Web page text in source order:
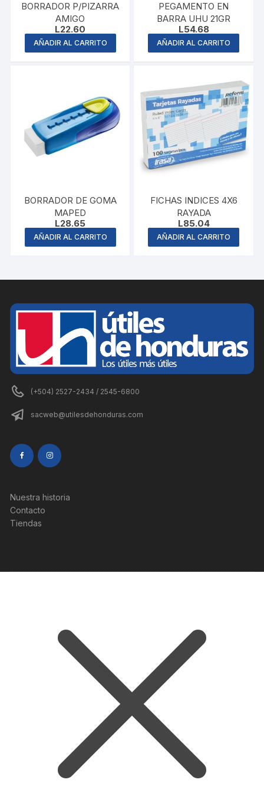
BORRADOR P/PIZARRA
AMIGO
L22.60
AÑADIR AL CARRITO
PEGAMENTO EN
BARRA UHU 21GR
L54.68
AÑADIR AL CARRITO
BORRADOR DE GOMA
MAPED
L28.65
AÑADIR AL CARRITO
FICHAS INDICES 4X6
RAYADA
L85.04
AÑADIR AL CARRITO
(+504) 2527-2434 / 2545-6800
sacweb@utilesdehonduras.com
Nuestra historia
Contacto
Tiendas